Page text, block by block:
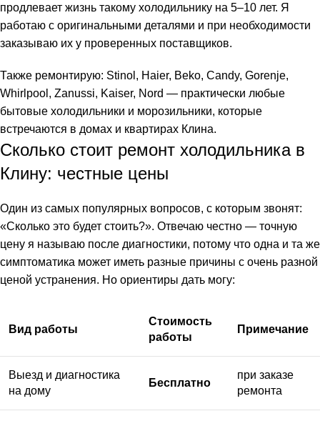
продлевает жизнь такому холодильнику на 5–10 лет. Я
работаю с оригинальными деталями и при необходимости
заказываю их у проверенных поставщиков.
Также ремонтирую: Stinol, Haier, Beko, Candy, Gorenje,
Whirlpool, Zanussi, Kaiser, Nord — практически любые
бытовые холодильники и морозильники, которые
встречаются в домах и квартирах Клина.
Сколько стоит ремонт холодильника в
Клину: честные цены
Один из самых популярных вопросов, с которым звонят:
«Сколько это будет стоить?». Отвечаю честно — точную
цену я называю после диагностики, потому что одна и та же
симптоматика может иметь разные причины с очень разной
ценой устранения. Но ориентиры дать могу:
Вид работы
Стоимость
работы
Примечание
Выезд и диагностика
на дому
Бесплатно
при заказе
ремонта